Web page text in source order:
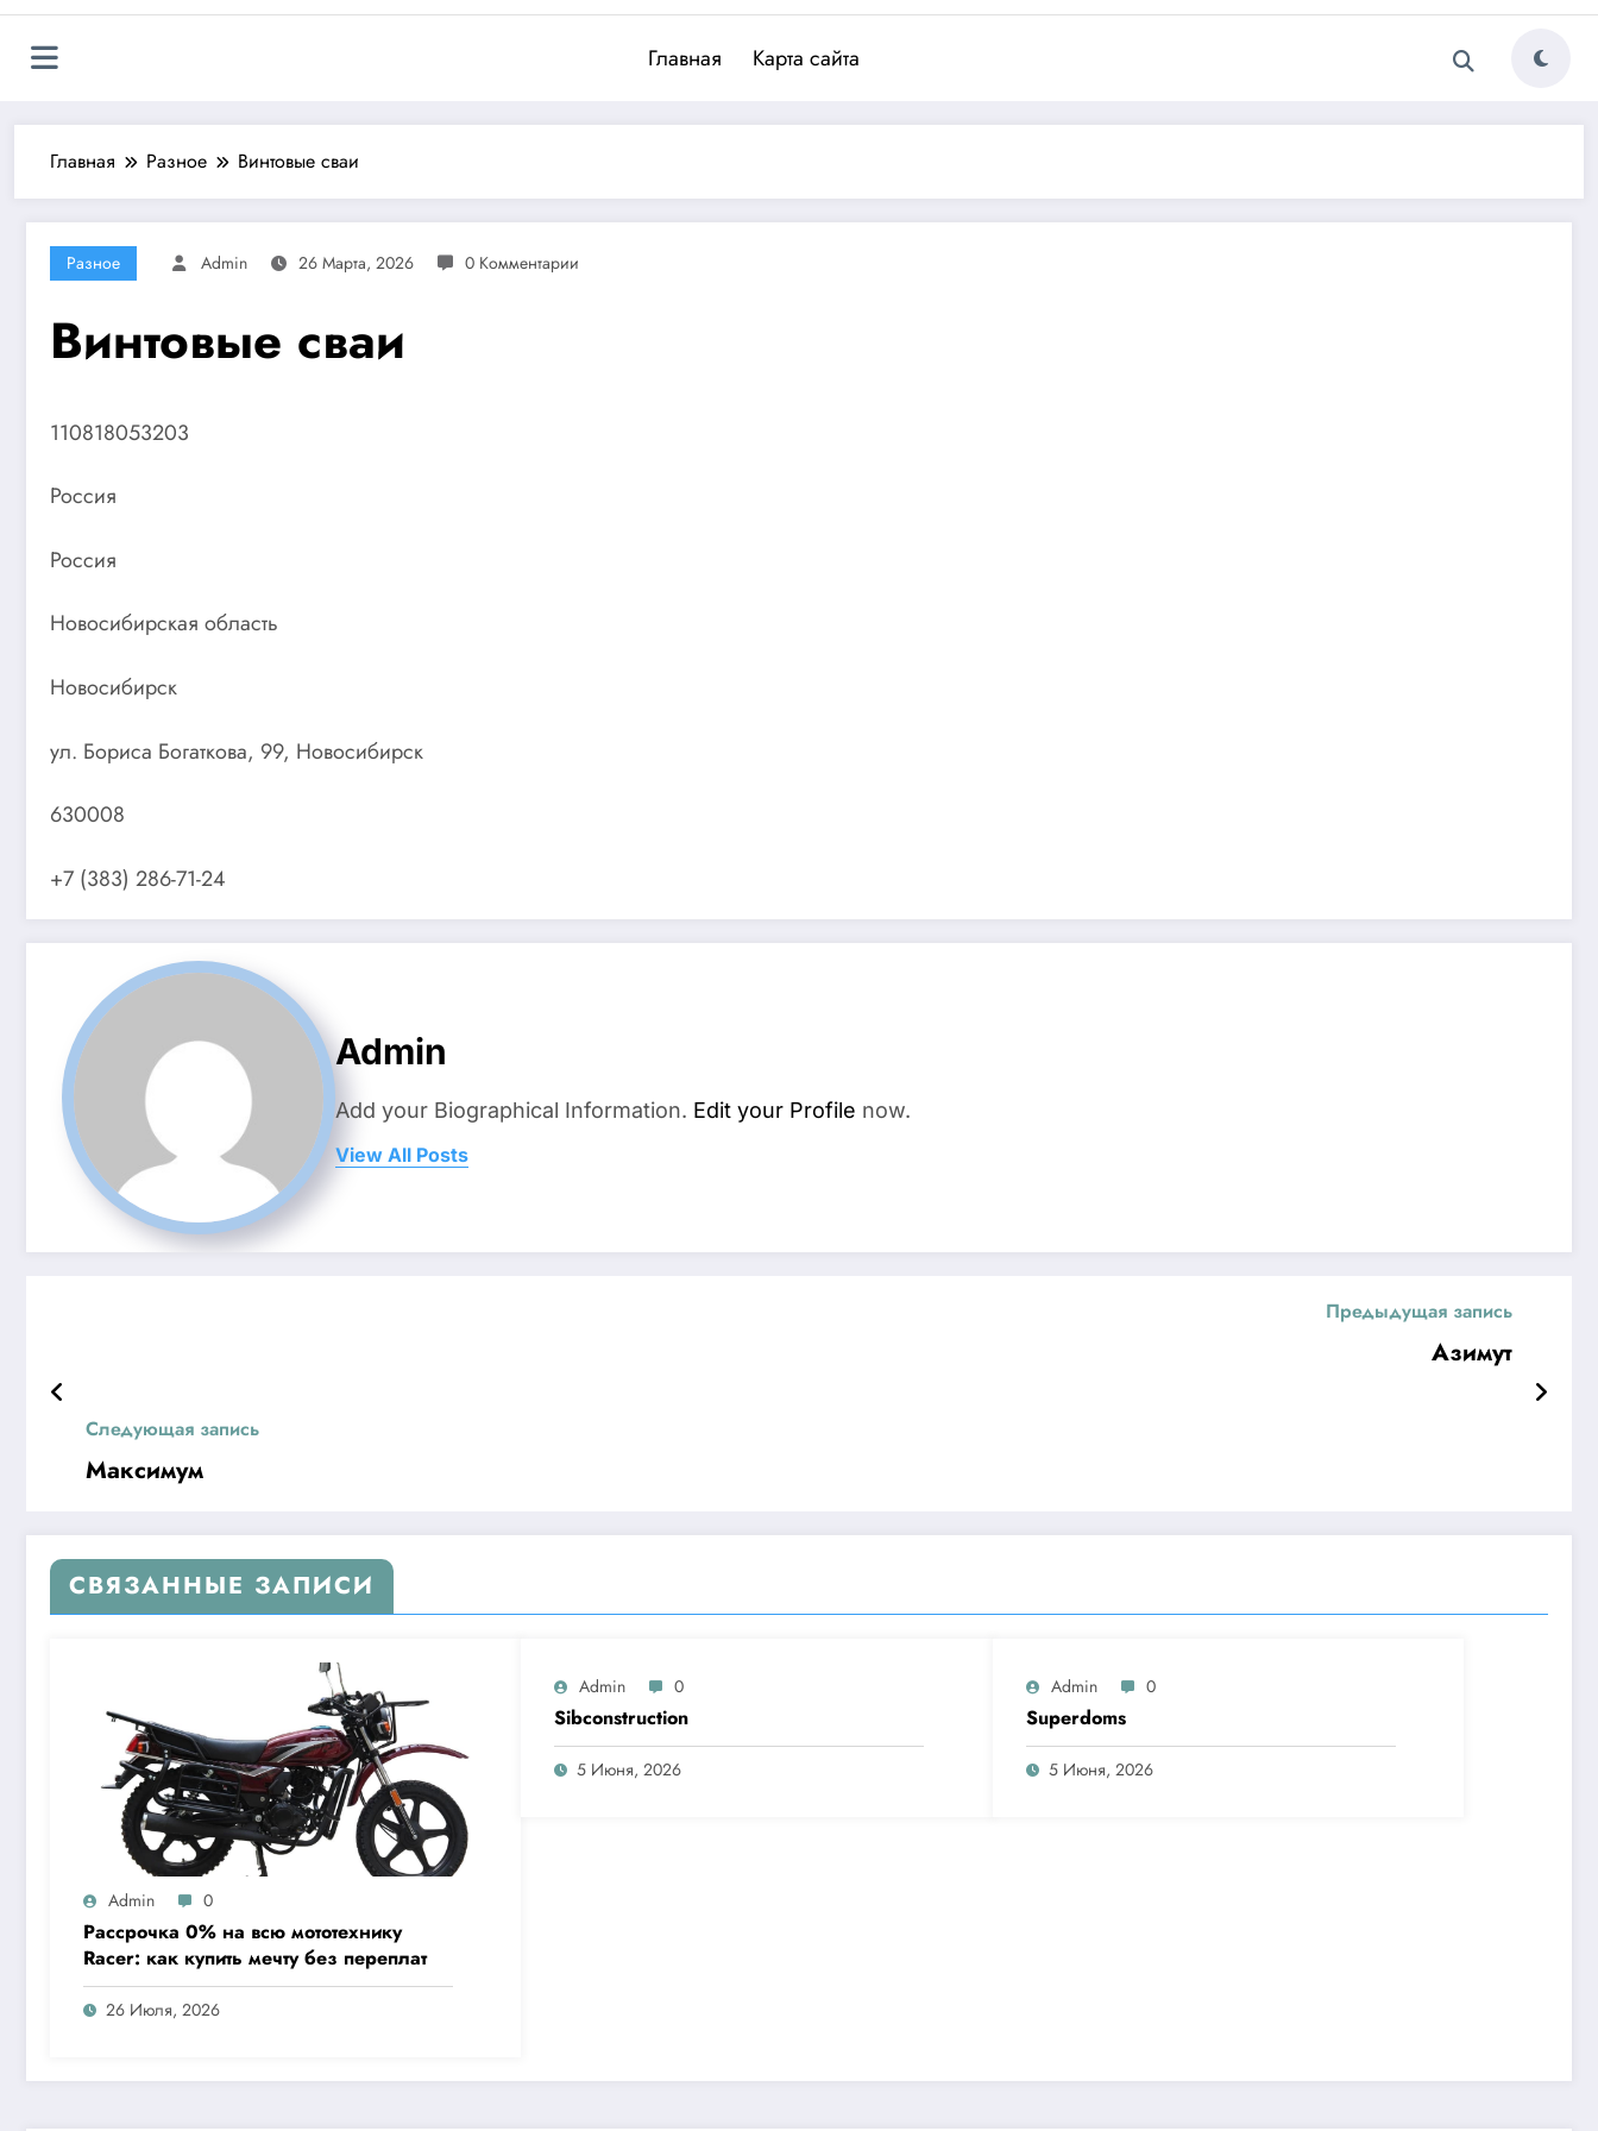
Главная Карта сайта
Главная Разное Винтовые сваи
Разное Admin 26 Марта, 2026 0 Комментарии
Винтовые сваи
110818053203
Россия
Россия
Новосибирская область
Новосибирск
ул. Бориса Богаткова, 99, Новосибирск
630008
+7 (383) 286-71-24
Admin
Add your Biographical Information. Edit your Profile now.
View All Posts
Предыдущая запись
Азимут
Следующая запись
Максимум
СВЯЗАННЫЕ ЗАПИСИ
Admin 0
Рассрочка 0% на всю мототехнику
Racer: как купить мечту без переплат
26 Июля, 2026
Admin 0
Sibconstruction
5 Июня, 2026
Admin 0
Superdoms
5 Июня, 2026